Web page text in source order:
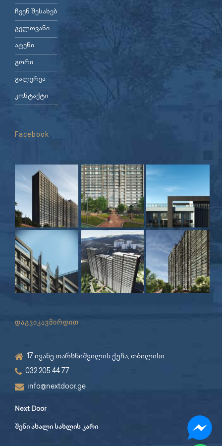
ჩვენ შესახებ
გელოვანი
ატენი
გორი
გალერეა
კონტაქტი
Facebook
დაგვიკავშირდით
17 ივანე თარხნიშვილის ქუჩა, თბილისი
032 205 44 77
info@nextdoor.ge
Next Door
შენი ახალი სახლის კარი